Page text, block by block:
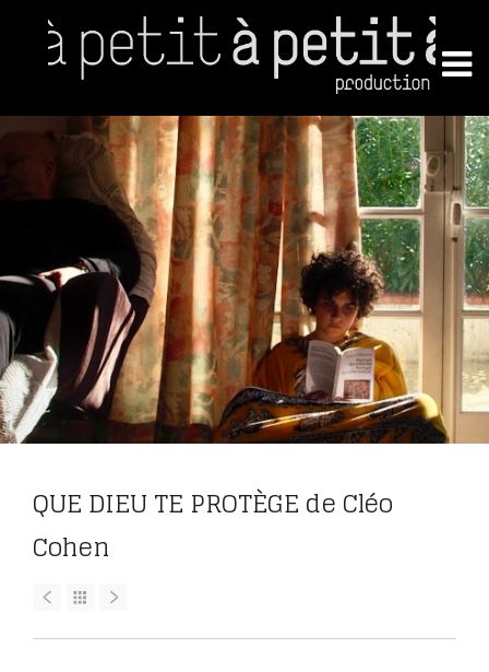
QUE DIEU TE PROTÈGE de Cléo
Cohen